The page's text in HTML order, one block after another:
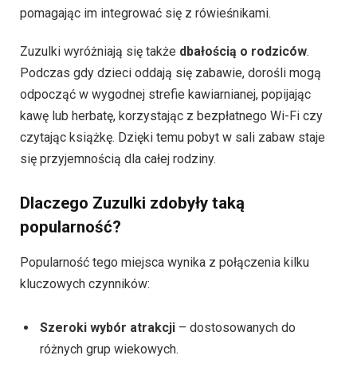
pomagając im integrować się z rówieśnikami.
Zuzulki wyróżniają się także dbałością o rodziców.
Podczas gdy dzieci oddają się zabawie, dorośli mogą
odpocząć w wygodnej strefie kawiarnianej, popijając
kawę lub herbatę, korzystając z bezpłatnego Wi-Fi czy
czytając książkę. Dzięki temu pobyt w sali zabaw staje
się przyjemnością dla całej rodziny.
Dlaczego Zuzulki zdobyły taką
popularność?
Popularność tego miejsca wynika z połączenia kilku
kluczowych czynników:
Szeroki wybór atrakcji – dostosowanych do
różnych grup wiekowych.